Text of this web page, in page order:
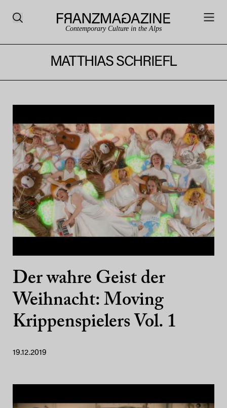
Contemporary Culture in the Alps
MATTHIAS SCHRIEFL
Der wahre Geist der
Weihnacht: Moving
Krippenspielers Vol. 1
19.12.2019